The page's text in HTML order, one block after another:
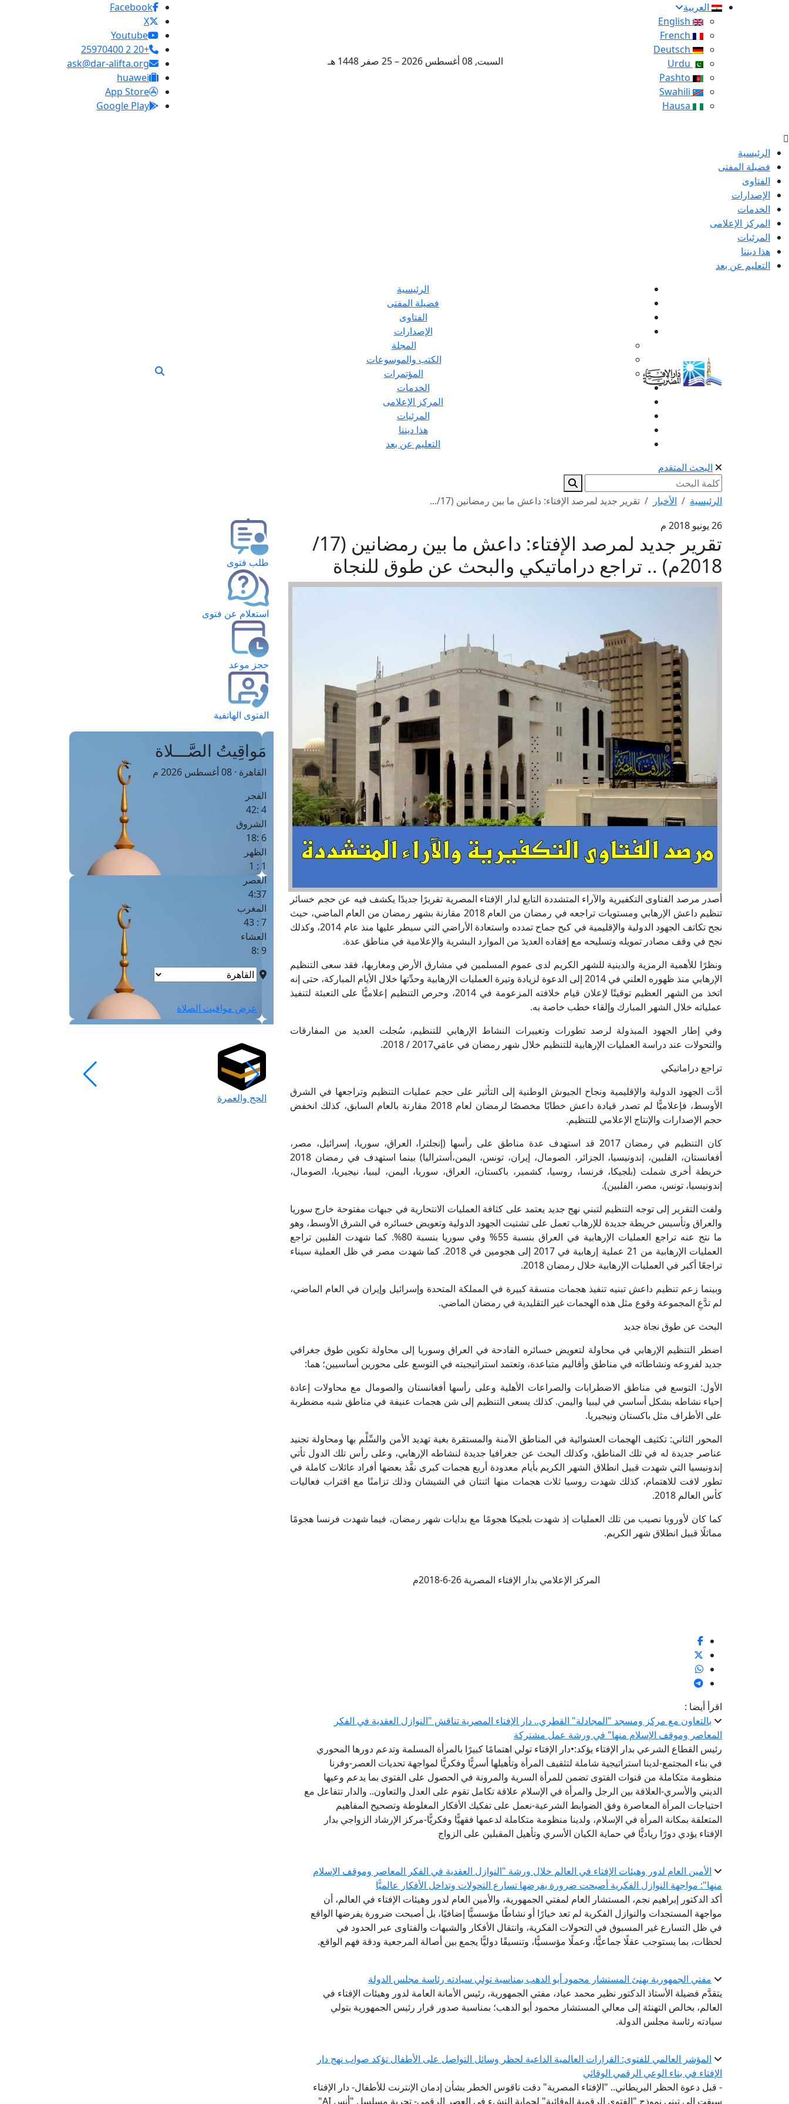
العربية
السبت, 08 أغسطس 2026 – 25 صفر 1448 هـ
Facebook
X
Youtube
+20 2 25970400
ask@dar-alifta.org
huawei
App Store
Google Play
الرئيسية
فضيلة المفتى
الفتاوى
الإصدارات
الخدمات
المركز الإعلامى
المرئيات
هذا ديننا
التعليم عن بعد
الرئيسية
فضيلة المفتى
الفتاوى
الإصدارات
المجلة
الكتب والموسوعات
المؤتمرات
الخدمات
المركز الإعلامى
المرئيات
هذا ديننا
التعليم عن بعد
البحث المتقدم
الرئيسية الأخبار
تقرير جديد لمرصد الإفتاء: داعش ما بين رمضانين (17/...
26 يونيو 2018 م
تقرير جديد لمرصد الإفتاء: داعش ما بين رمضانين (17/
2018م) .. تراجع دراماتيكي والبحث عن طوق للنجاة
أصدر مرصد الفتاوى التكفيرية والآراء المتشددة التابع لدار الإفتاء المصرية تقريرًا جديدًا يكشف فيه عن حجم خسائر
تنظيم داعش الإرهابي ومستويات تراجعه في رمضان من العام 2018 مقارنة بشهر رمضان من العام الماضي، حيث
نجح تكاتف الجهود الدولية والإقليمية في كبح جماح تمدده واستعادة الأراضي التي سيطر عليها منذ عام 2014، وكذلك
نجح في وقف مصادر تمويله وتسليحه مع إفقاده العديدَ من الموارد البشرية والإعلامية في مناطق عدة.
ونظرًا للأهمية الرمزية والدينية للشهر الكريم لدى عموم المسلمين في مشارق الأرض ومغاربها، فقد سعى التنظيم
الإرهابي منذ ظهوره العلني في 2014 إلى الدعوة لزيادة وتيرة العمليات الإرهابية وحدِّتها خلال الأيام المباركة، حتى إنه
اتخذ من الشهر العظيم توقيتًا لإعلان قيام خلافته المزعومة في 2014، وحرص التنظيم إعلاميًّا على التعبئة لتنفيذ
عملياته خلال الشهر المبارك وإلقاء خطب خاصة به.
وفي إطار الجهود المبذولة لرصد تطورات وتغييرات النشاط الإرهابي للتنظيم، سُجلت العديد من المفارقات
والتحولات عند دراسة العمليات الإرهابية للتنظيم خلال شهر رمضان في عامَي2017 / 2018.
تراجع دراماتيكي
أدَّت الجهود الدولية والإقليمية ونجاح الجيوش الوطنية إلى التأثير على حجم عمليات التنظيم وتراجعها في الشرق
الأوسط، فإعلاميًّا لم تصدر قيادة داعش خطابًا مخصصًا لرمضان لعام 2018 مقارنة بالعام السابق، كذلك انخفض
حجم الإصدارات والإنتاج الإعلامي للتنظيم.
كان التنظيم في رمضان 2017 قد استهدف عدة مناطق على رأسها (إنجلترا، العراق، سوريا، إسرائيل، مصر،
أفغانستان، الفلبين، إندونيسيا، الجزائر، الصومال، إيران، تونس، اليمن،أستراليا) بينما استهدف في رمضان 2018
خريطة أخرى شملت (بلجيكا، فرنسا، روسيا، كشمير، باكستان، العراق، سوريا، اليمن، ليبيا، نيجيريا، الصومال،
إندونيسيا، تونس، مصر، الفلبين).
ولفت التقرير إلى توجه التنظيم لتبني نهج جديد يعتمد على كثافة العمليات الانتحارية في جبهات مفتوحة خارج سوريا
والعراق وتأسيس خريطة جديدة للإرهاب تعمل على تشتيت الجهود الدولية وتعويض خسائره في الشرق الأوسط، وهو
ما نتج عنه تراجع العمليات الإرهابية في العراق بنسبة 55% وفي سوريا بنسبة 80%. كما شهدت الفلبين تراجع
العمليات الإرهابية من 21 عملية إرهابية في 2017 إلى هجومين في 2018. كما شهدت مصر في ظل العملية سيناء
تراجعًا أكبر في العمليات الإرهابية خلال رمضان 2018.
وبينما زعم تنظيم داعش تبنيه تنفيذ هجمات منسقة كبيرة في المملكة المتحدة وإسرائيل وإيران في العام الماضي،
لم تدَّعِ المجموعة وقوع مثل هذه الهجمات غير التقليدية في رمضان الماضي.
البحث عن طوق نجاة جديد
اضطر التنظيم الإرهابي في محاولة لتعويض خسائره الفادحة في العراق وسوريا إلى محاولة تكوين طوق جغرافي
جديد لفروعه ونشاطاته في مناطق وأقاليم متباعدة، وتعتمد استراتيجيته في التوسع على محورين أساسيين؛ هما:
الأول: التوسع في مناطق الاضطرابات والصراعات الأهلية وعلى رأسها أفغانستان والصومال مع محاولات إعادة
إحياء نشاطه بشكل أساسي في ليبيا واليمن. كذلك يسعى التنظيم إلى شن هجمات عنيفة في مناطق شبه مضطربة
على الأطراف مثل باكستان ونيجيريا.
المحور الثاني: تكثيف الهجمات العشوائية في المناطق الآمنة والمستقرة بغية تهديد الأمن والسِّلْم بها ومحاولة تجنيد
عناصر جديدة له في تلك المناطق، وكذلك البحث عن جغرافيا جديدة لنشاطه الإرهابي، وعلى رأس تلك الدول تأتي
إندونيسيا التي شهدت قبيل انطلاق الشهر الكريم بأيام معدودة أربع هجمات كبرى نفَّذ بعضها أفراد عائلات كاملة في
تطور لافت للاهتمام، كذلك شهدت روسيا ثلاث هجمات منها اثنتان في الشيشان وذلك تزامنًا مع اقتراب فعاليات
كأس العالم 2018.
كما كان لأوروبا نصيب من تلك العمليات إذ شهدت بلجيكا هجومًا مع بدايات شهر رمضان، فيما شهدت فرنسا هجومًا
مماثلًا قبيل انطلاق شهر الكريم.
المركز الإعلامي بدار الإفتاء المصرية 26-6-2018م
اقرأ أيضا :
بالتعاون مع مركز ومسجد "المجادلة" القطري.. دار الإفتاء المصرية تناقش "النوازل العقدية في الفكر
المعاصر وموقف الإسلام منها" في ورشة عمل مشتركة
رئيس القطاع الشرعي بدار الإفتاء يؤكد:•دار الإفتاء تولي اهتمامًا كبيرًا بالمرأة المسلمة وتدعم دورها المحوري
في بناء المجتمع-لدينا استراتيجية شاملة لتثقيف المرأة وتأهيلها أسريًّا وفكريًّا لمواجهة تحديات العصر-وفرنا
منظومة متكاملة من قنوات الفتوى تضمن للمرأة السرية والمرونة في الحصول على الفتوى بما يدعم وعيها
الديني والأسري-العلاقة بين الرجل والمرأة في الإسلام علاقة تكامل تقوم على العدل والتعاون.. والدار تتفاعل مع
احتياجات المرأة المعاصرة وفق الضوابط الشرعية-نعمل على تفكيك الأفكار المغلوطة وتصحيح المفاهيم
المتعلقة بمكانة المرأة في الإسلام، ولدينا منظومة متكاملة لدعمها فقهيًّا وفكريًّا-مركز الإرشاد الزواجي بدار
الإفتاء يؤدي دورًا رياديًّا في حماية الكيان الأسري وتأهيل المقبلين على الزواج
الأمين العام لدور وهيئات الإفتاء في العالم خلال ورشة "النوازل العقدية في الفكر المعاصر وموقف الإسلام
منها": مواجهة النوازل الفكرية أصبحت ضرورة يفرضها تسارع التحولات وتداخل الأفكار عالميًّا
أكد الدكتور إبراهيم نجم، المستشار العام لمفتي الجمهورية، والأمين العام لدور وهيئات الإفتاء في العالم، أن
مواجهة المستجدات والنوازل الفكرية لم تعد خيارًا أو نشاطًا مؤسسيًّا إضافيًا، بل أصبحت ضرورة يفرضها الواقع
في ظل التسارع غير المسبوق في التحولات الفكرية، وانتقال الأفكار والشبهات والفتاوى عبر الحدود في
لحظات، بما يستوجب عقلًا جماعيًّا، وعملًا مؤسسيًّا، وتنسيقًا دوليًّا يجمع بين أصالة المرجعية ودقة فهم الواقع.
مفتي الجمهورية يهنئ المستشار محمود أبو الدهب بمناسبة تولي سيادته رئاسة مجلس الدولة
يتقدَّم فضيلة الأستاذ الدكتور نظير محمد عياد، مفتي الجمهورية، رئيس الأمانة العامة لدور وهيئات الإفتاء في
العالم، بخالص التهنئة إلى معالي المستشار محمود أبو الدهب؛ بمناسبة صدور قرار رئيس الجمهورية بتولي
سيادته رئاسة مجلس الدولة.
المؤشر العالمي للفتوى: القرارات العالمية الداعية لحظر وسائل التواصل على الأطفال تؤكد صواب نهج دار
الإفتاء في بناء الوعي الرقمي الوقائي
- قبل دعوة الحظر البريطاني.. "الإفتاء المصرية" دقت ناقوس الخطر بشأن إدمان الإنترنت للأطفال- دار الإفتاء
سبقت إلى تبني نموذج "الفتوى الرقمية الوقائية" لحماية النشء في العصر الرقمي- تجربة مسلسل "أنس AI"
طلب فتوى
استعلام عن فتوى
حجز موعد
الفتوى الهاتفية
مَواقِيتُ الصَّـــلاة
القاهرة · 08 أغسطس 2026 م
الفجر
4 :42
الشروق
6 :18
الظهر
1 : 1
العصر
4:37
المغرب
7 : 43
العشاء
9 :8
عرض مواقيت الصلاة
الحج والعمرة